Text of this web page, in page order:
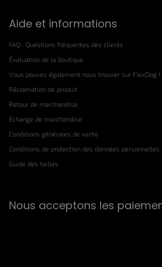
Aide et informations
FAQ : Questions fréquentes des clients
Évaluation de la boutique
Vous pouvez également nous trouver sur FlexDog !
Réclamation de produit
Retour de marchandise
Échange de marchandise
Conditions générales de vente
Conditions de protection des données personnelles
Guide des tailles
Nous acceptons les